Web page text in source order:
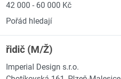
42 000 - 60 000 Kč
Pořád hledají
řidič (M/Ž)
Imperial Design s.r.o.